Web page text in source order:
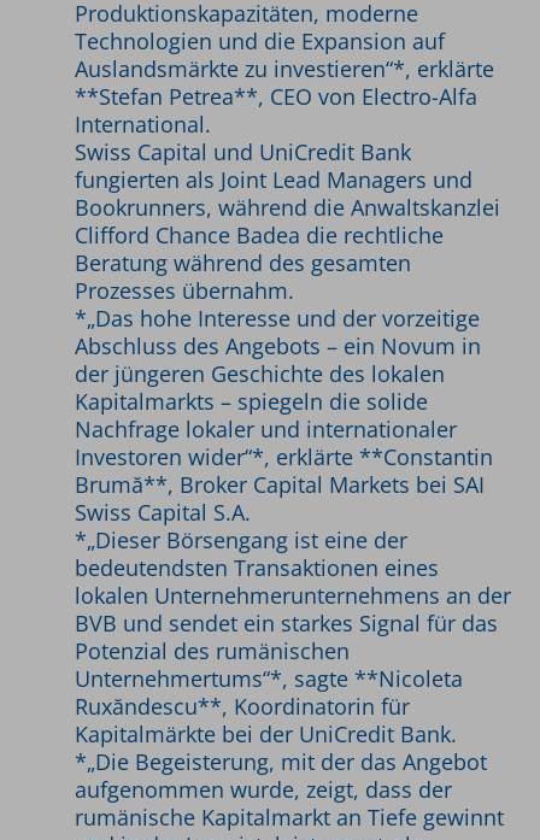
Produktionskapazitäten, moderne
Technologien und die Expansion auf
Auslandsmärkte zu investieren“*, erklärte
**Stefan Petrea**, CEO von Electro-Alfa
International.
Swiss Capital und UniCredit Bank
fungierten als Joint Lead Managers und
Bookrunners, während die Anwaltskanzlei
Clifford Chance Badea die rechtliche
Beratung während des gesamten
Prozesses übernahm.
*„Das hohe Interesse und der vorzeitige
Abschluss des Angebots – ein Novum in
der jüngeren Geschichte des lokalen
Kapitalmarkts – spiegeln die solide
Nachfrage lokaler und internationaler
Investoren wider“*, erklärte **Constantin
Brumă**, Broker Capital Markets bei SAI
Swiss Capital S.A.
*„Dieser Börsengang ist eine der
bedeutendsten Transaktionen eines
lokalen Unternehmerunternehmens an der
BVB und sendet ein starkes Signal für das
Potenzial des rumänischen
Unternehmertums“*, sagte **Nicoleta
Ruxăndescu**, Koordinatorin für
Kapitalmärkte bei der UniCredit Bank.
*„Die Begeisterung, mit der das Angebot
aufgenommen wurde, zeigt, dass der
rumänische Kapitalmarkt an Tiefe gewinnt